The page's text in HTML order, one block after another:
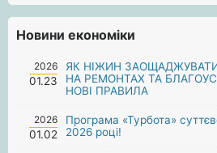
Новини економіки
2026
01.23
ЯК НІЖИН
НА РЕМОНТАХ ТА
НОВІ ПРАВИЛА
2026
01.02
Програма «Турбота»
2026 році!